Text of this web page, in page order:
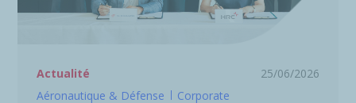
Actualité
25/06/2026
Aéronautique & Défense
Corporate